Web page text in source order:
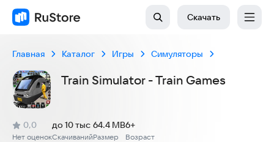
Скачать
Главная Каталог Игры Симуляторы
Train Simulator - Train Games
Рейтинг:
0,0
(
Нет оценок
)
Скачиваний
до 10 тыс
Размер
64.4 MB
Возраст
6+